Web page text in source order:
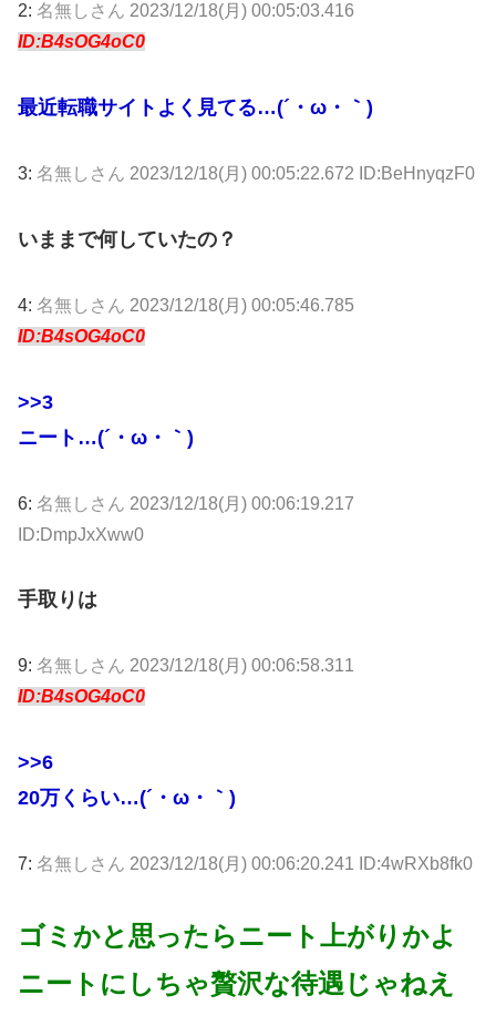
2: 名無しさん 2023/12/18(月) 00:05:03.416
ID:B4sOG4oC0
最近転職サイトよく見てる…(´・ω・｀)
3: 名無しさん 2023/12/18(月) 00:05:22.672 ID:BeHnyqzF0
いままで何していたの？
4: 名無しさん 2023/12/18(月) 00:05:46.785
ID:B4sOG4oC0
>>3
ニート…(´・ω・｀)
6: 名無しさん 2023/12/18(月) 00:06:19.217
ID:DmpJxXww0
手取りは
9: 名無しさん 2023/12/18(月) 00:06:58.311
ID:B4sOG4oC0
>>6
20万くらい…(´・ω・｀)
7: 名無しさん 2023/12/18(月) 00:06:20.241 ID:4wRXb8fk0
ゴミかと思ったらニート上がりかよ
ニートにしちゃ贅沢な待遇じゃねえ